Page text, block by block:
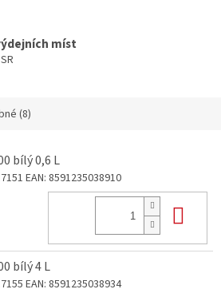
míst
(8)
bílý 0,6 L
EAN: 8591235038910
bílý 4 L
EAN: 8591235038934